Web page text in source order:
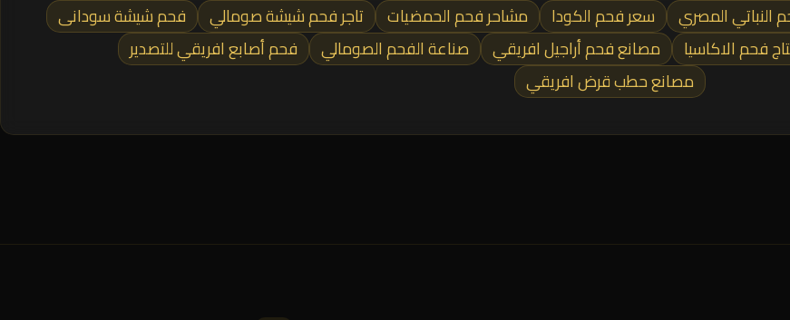
النباتي المصري سعر فحم الكودا مشاحر فحم الحمضيات تاجر فحم شيشة صومالي
فحم شيشة سودانى
فحم الاكاسيا مصانع فحم أراجيل افريقي صناعة الفحم الصومالي
فحم أصابع افريقي للتصدير
مصانع حطب قرض افريقي